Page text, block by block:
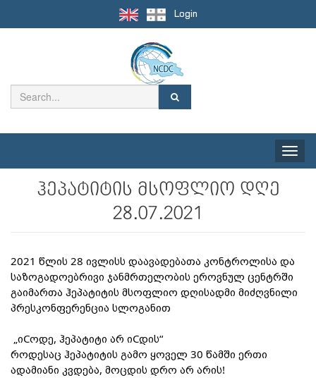
Login
Toggle
ჰეპატიტის მსოფლიო დღე
28.07.2021
2021 წლის 28 ივლისს დაავადებათა კონტროლისა და
საზოგადოებრივი ჯანმრთელობის ეროვნულ ცენტრში
გაიმართა ჰეპატიტის მსოფლიო დღისადმი მიძღვნილი
პრესკონფერენცია სლოგანით
როდესაც ჰეპატიტის გამო ყოველ 30 წამში ერთი
ადამიანი კვდება, მოცდის დრო არ არის!